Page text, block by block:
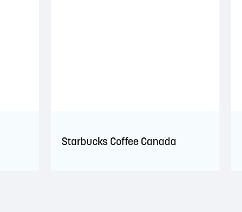
Starbucks Coffee Canada